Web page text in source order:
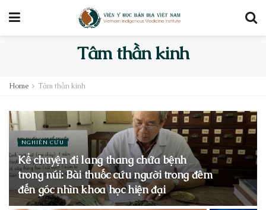
Tâm thần kinh
Home Tâm thần kinh
NGHIÊN CỨU
Kể chuyện đi lang thang chữa bệnh
trong núi: Bài thuốc cứu người trong đêm
đến góc nhìn khoa học hiện đại